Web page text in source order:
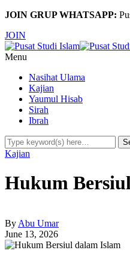
JOIN GRUP WHATSAPP:
JOIN
Menu
Nasihat Ulama
Kajian
Yaumul Hisab
Sirah
Ibrah
Kajian
Hukum
By Abu Umar
June 13, 2026